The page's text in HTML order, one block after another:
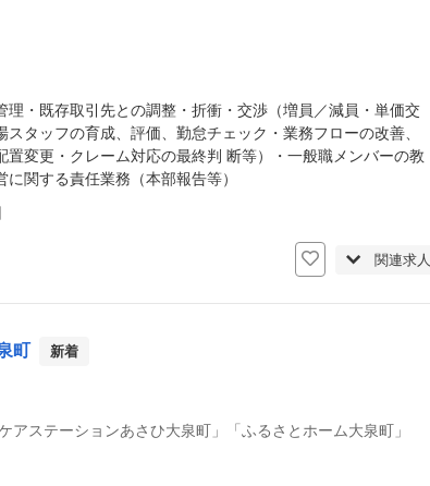
理・既存取引先との調整・折衝・交渉（増員／減員・単価交
タッフの育成、評価、勤怠チェック・業務フローの改善、
変更・クレーム対応の最終判 断等）・一般職メンバーの教
関する責任業務（本部報告等）
関連求人
町 新着
ステーションあさひ大泉町」「ふるさとホーム大泉町」